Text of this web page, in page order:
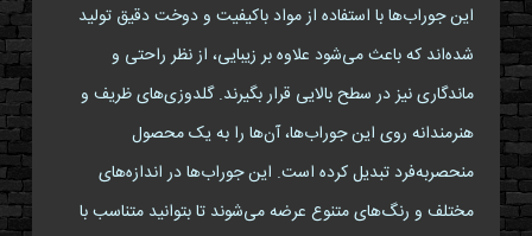
این جوراب‌ها با استفاده از مواد باکیفیت و دوخت دقیق تولید
شده‌اند که باعث می‌شود علاوه بر زیبایی، از نظر راحتی و
ماندگاری نیز در سطح بالایی قرار بگیرند. گلدوزی‌های ظریف و
هنرمندانه روی این جوراب‌ها، آن‌ها را به یک محصول
منحصربه‌فرد تبدیل کرده است. این جوراب‌ها در اندازه‌های
مختلف و رنگ‌های متنوع عرضه می‌شوند تا بتوانید متناسب با